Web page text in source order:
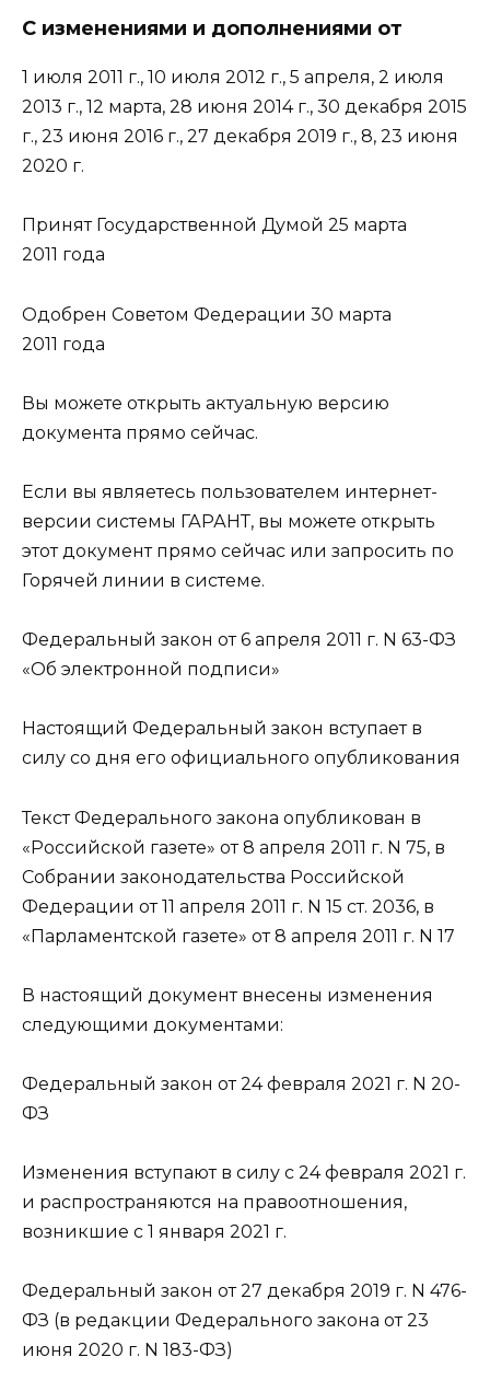
С изменениями и дополнениями от
1 июля 2011 г., 10 июля 2012 г., 5 апреля, 2 июля
2013 г., 12 марта, 28 июня 2014 г., 30 декабря 2015
г., 23 июня 2016 г., 27 декабря 2019 г., 8, 23 июня
2020 г.
Принят Государственной Думой 25 марта
2011 года
Одобрен Советом Федерации 30 марта
2011 года
Вы можете открыть актуальную версию
документа прямо сейчас.
Если вы являетесь пользователем интернет-
версии системы ГАРАНТ, вы можете открыть
этот документ прямо сейчас или запросить по
Горячей линии в системе.
Федеральный закон от 6 апреля 2011 г. N 63-ФЗ
«Об электронной подписи»
Настоящий Федеральный закон вступает в
силу со дня его официального опубликования
Текст Федерального закона опубликован в
«Российской газете» от 8 апреля 2011 г. N 75, в
Собрании законодательства Российской
Федерации от 11 апреля 2011 г. N 15 ст. 2036, в
«Парламентской газете» от 8 апреля 2011 г. N 17
В настоящий документ внесены изменения
следующими документами:
Федеральный закон от 24 февраля 2021 г. N 20-
ФЗ
Изменения вступают в силу с 24 февраля 2021 г.
и распространяются на правоотношения,
возникшие с 1 января 2021 г.
Федеральный закон от 27 декабря 2019 г. N 476-
ФЗ (в редакции Федерального закона от 23
июня 2020 г. N 183-ФЗ)